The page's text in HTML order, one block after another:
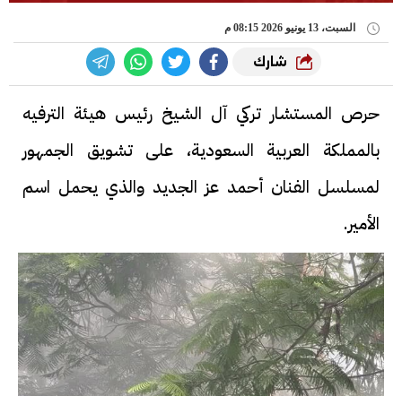
السبت، 13 يونيو 2026 08:15 م
شارك
حرص المستشار تركي آل الشيخ رئيس هيئة الترفيه
بالمملكة العربية السعودية، على تشويق الجمهور
لمسلسل الفنان أحمد عز الجديد والذي يحمل اسم
الأمير.